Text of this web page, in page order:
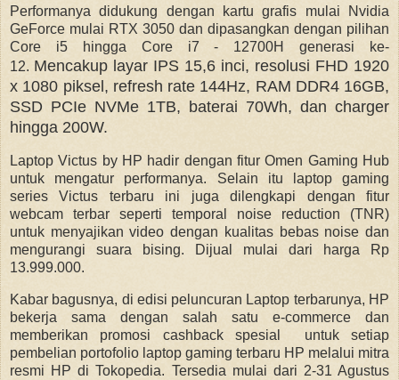
Performanya didukung dengan kartu grafis mulai Nvidia
GeForce mulai RTX 3050 dan dipasangkan dengan pilihan
Core i5 hingga Core i7 - 12700H generasi ke-
12. Mencakup layar IPS 15,6 inci, resolusi FHD 1920
x 1080 piksel, refresh rate 144Hz, RAM DDR4 16GB,
SSD PCIe NVMe 1TB, baterai 70Wh, dan charger
hingga 200W.
Laptop Victus by HP hadir dengan fitur Omen Gaming Hub
untuk mengatur performanya. Selain itu laptop gaming
series Victus terbaru ini juga dilengkapi dengan fitur
webcam terbar seperti temporal noise reduction (TNR)
untuk menyajikan video dengan kualitas bebas noise dan
mengurangi suara bising. Dijual mulai dari harga Rp
13.999.000.
Kabar bagusnya, di edisi peluncuran Laptop terbarunya, HP
bekerja sama dengan salah satu e-commerce dan
memberikan promosi cashback spesial untuk setiap
pembelian portofolio laptop gaming terbaru HP melalui mitra
resmi HP di Tokopedia. Tersedia mulai dari 2-31 Agustus